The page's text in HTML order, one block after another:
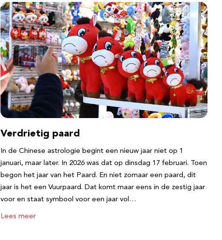
Verdrietig paard
In de Chinese astrologie begint een nieuw jaar niet op 1
januari, maar later. In 2026 was dat op dinsdag 17 februari. Toen
begon het jaar van het Paard. En niet zomaar een paard, dit
jaar is het een Vuurpaard. Dat komt maar eens in de zestig jaar
voor en staat symbool voor een jaar vol…
Lees meer